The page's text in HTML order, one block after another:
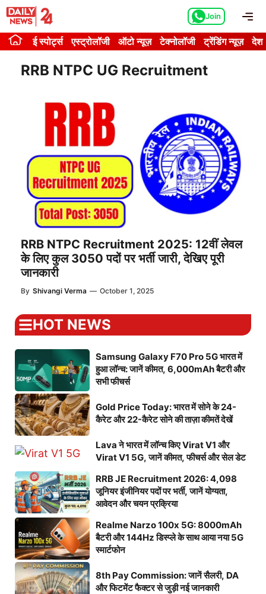
Skip
content
Join
ई स्पोर्ट्स एस्ट्रोलॉजी ऑटो न्यूज़ टेक्नोलॉजी ट्रेंडिंग न्यूज़ देश
RRB NTPC UG Recruitment
RRB NTPC Recruitment 2025: 12वीं लेवल
के लिए कुल 3050 पदों पर भर्ती जारी, देखिए पूरी
जानकारी
By Shivangi Verma — October 1, 2025
HOT NEWS
Samsung Galaxy F70 Pro 5G भारत में
हुआ लॉन्च: जानें कीमत, 6,000mAh बैटरी और
सभी फीचर्स
Gold Price Today: भारत में सोने के 24-
कैरेट और 22-कैरेट सोने की ताज़ा कीमतें देखें
Lava ने भारत में लॉन्च किए Virat V1 और
Virat V1 5G, जानें कीमत, फीचर्स और सेल डेट
RRB JE Recruitment 2026: 4,098
जूनियर इंजीनियर पदों पर भर्ती, जानें योग्यता,
आवेदन और चयन प्रक्रिया
Realme Narzo 100x 5G: 8000mAh
बैटरी और 144Hz डिस्प्ले के साथ आया नया 5G
स्मार्टफोन
8th Pay Commission: जानें सैलरी, DA
और फिटमेंट फैक्टर से जुड़ी नई जानकारी